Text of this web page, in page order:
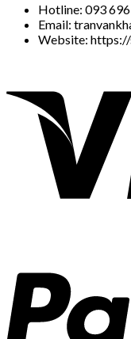
Hotline: 093
Email:
Website: